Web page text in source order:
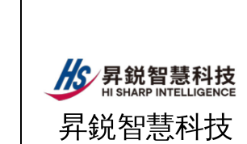
昇鋭智慧科技